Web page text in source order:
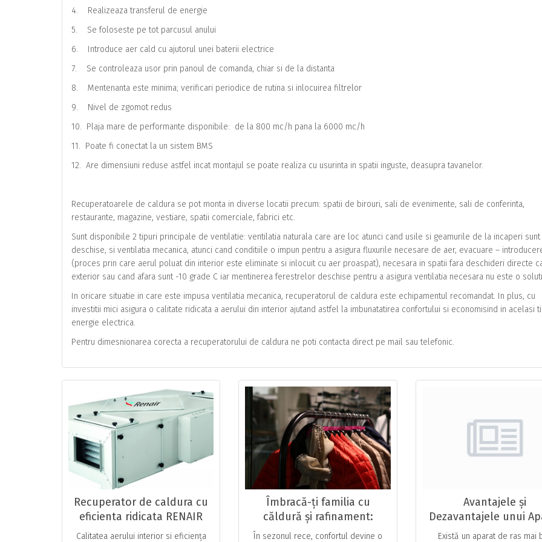
4. Realizeaza transferul de energie
5. Se foloseste pe tot parcusul anului
6. Introduce aer cald cu ajutorul unei baterii electrice
7. Se controleaza usor prin panoul de comanda, chiar si de la distanta
8. Mentenanta este minima; verificari periodice de rutina si inlocuirea filtrelor
9. Nivel de zgomot redus
10. Plaja mare de performante disponibile: de la 800 mc/h pana la 6000 mc/h
11. Poate fi conectat la un sistem BMS
12. Are dimensiuni reduse astfel incat montajul se poate realiza cu usurinta in spatii inguste, deasupra tavanelor.
Recuperatoarele de caldura se pot monta in diverse locatii precum: spatii de birouri, sali de evenimente, sali de conferinta,
restaurante, magazine, vestiare, spatii comerciale, fabrici etc.
Sunt disponibile 2 tipuri principale de ventilatie: ventilatia naturala care are loc atunci cand usile si geamurile de la incaperi sunt
deschise, si ventilatia mecanica, atunci cand conditiile o impun pentru a asigura fluxurile necesare de aer, evacuare –
(proces prin care aerul poluat din interior este eliminate si inlocuit cu aer proaspat), necesara in spatii fara deschideri directe
exterior sau cand afara sunt -10 grade C iar mentinerea ferestrelor deschise pentru a asigura ventilatia necesara nu este o
In oricare situatie in care este impusa ventilatia mecanica, recuperatorul de caldura este echipamentul recomandat. In plus, cu
investitii mici asigura o calitate ridicata a aerului din interior ajutand astfel la imbunatatirea confortului si economisind in acelasi
energie electrica.
Pentru dimesnionarea corecta a recuperatorului de caldura ne poti contacta direct pe mail sau telefonic.
Recuperator de caldura cu
eficienta ridicata RENAIR
Calitatea aerului interior si eficiența
Îmbracă-ți familia cu
căldură și rafinament:
dresuri elegante, șosete
În sezonul rece, confortul devine o
Avantajele și
Dezavantajele unui
de Ras Clasic
Există un aparat de ras mai